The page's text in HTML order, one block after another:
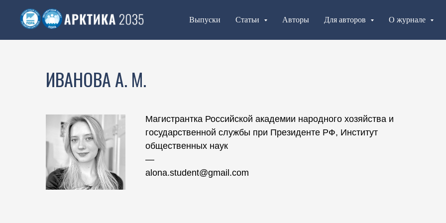
Выпуски Статьи Авторы Для авторов О журнале
ИВАНОВА А. М.
Магистрантка Российской академии народного хозяйства и
государственной службы при Президенте РФ, Институт
общественных наук
―
alona.student@gmail.com